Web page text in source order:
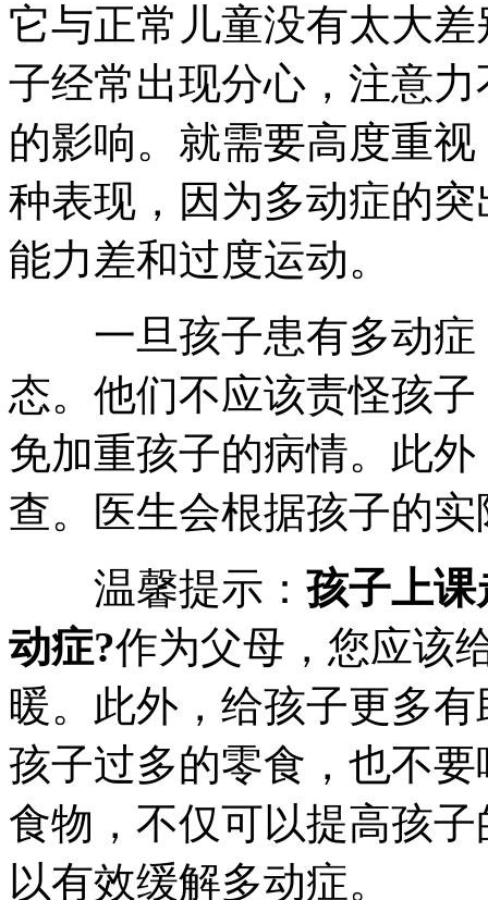
它与正常儿童没有太大
子经常出现分心，注意
的影响。就需要高度重
种表现，因为多动症的
能力差和过度运动。
一旦孩子患有多动症
态。他们不应该责怪孩
免加重孩子的病情。此
查。医生会根据孩子的
温馨提示： 孩子上
动症?作为父母，您应该
暖。此外，给孩子更多
孩子过多的零食，也不
食物，不仅可以提高孩
以有效缓解多动症。